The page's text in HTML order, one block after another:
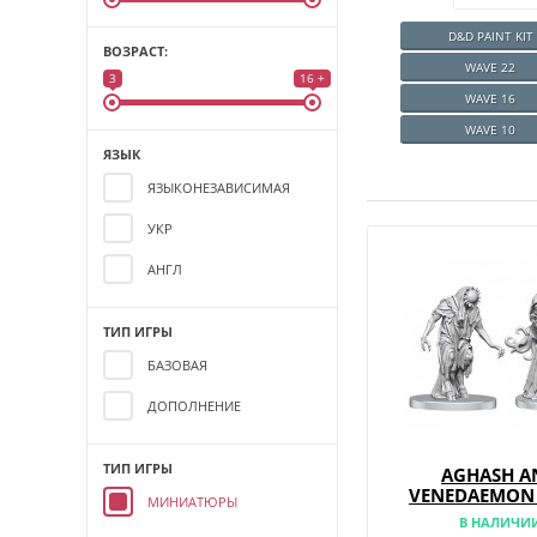
ВОЗРАСТ:
3 16 +
ЯЗЫК
ЯЗЫКОНЕЗАВИСИМАЯ
УКР
АНГЛ
ТИП ИГРЫ
БАЗОВАЯ
ДОПОЛНЕНИЕ
ТИП ИГРЫ
МИНИАТЮРЫ
D&D PAINT KIT
WAVE 22
WAVE 16
WAVE 10
AGHASH
DAEMON)
В